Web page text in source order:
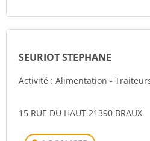
SEURIOT STEPHANE
Activité : Alimentation -
15 RUE DU HAUT 21390 BRAUX